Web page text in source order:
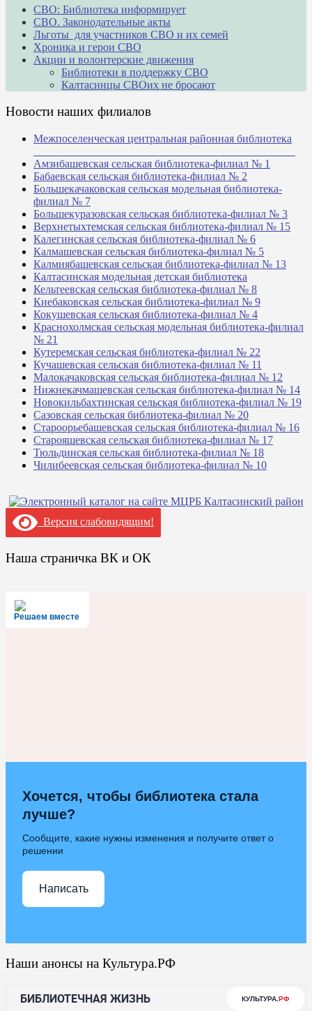
СВО: Библиотека информирует
СВО. Законодательные акты
Льготы для участников СВО и их семей
Хроника и герои СВО
Акции и волонтерские движения
Библиотеки в поддержку СВО
Калтасинцы СВОих не бросают
Новости наших филиалов
Межпоселенческая центральная районная библиотека
Амзибашевская сельская библиотека-филиал № 1
Бабаевская сельская библиотека-филиал № 2
Большекачаковская сельская модельная библиотека-
филиал № 7
Большекуразовская сельская библиотека-филиал № 3
Верхнетыхтемская сельская библиотека-филиал № 15
Калегинская сельская библиотека-филиал № 6
Калмашевская сельская библиотека-филиал № 5
Калмиябашевская сельская библиотека-филиал № 13
Калтасинская модельная детская библиотека
Кельтеевская сельская библиотека-филиал № 8
Киебаковская сельская библиотека-филиал № 9
Кокушевская сельская библиотека-филиал № 4
Краснохолмская сельская модельная библиотека-филиал
№ 21
Кутеремская сельская библиотека-филиал № 22
Кучашевская сельская библиотека-филиал № 11
Малокачаковская сельская библиотека-филиал № 12
Нижнекачмашевская сельская библиотека-филиал № 14
Новокильбахтинская сельская библиотека-филиал № 19
Сазовская сельская библиотека-филиал № 20
Староорьебашевская сельская библиотека-филиал № 16
Старояшевская сельская библиотека-филиал № 17
Тюльдинская сельская библиотека-филиал № 18
Чилибеевская сельская библиотека-филиал № 10
Версия слабовидящим!
Наша страничка ВК и ОК
Решаем вместе
Хочется, чтобы библиотека стала
лучше?
Сообщите, какие нужны изменения и получите ответ о
решении
Написать
Наши анонсы на Культура.РФ